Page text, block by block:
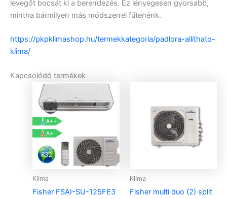
levegőt bocsát ki a berendezés. Ez lényegesen gyorsabb,
mintha bármilyen más módszerrel fűtenénk.
https://pkpklimashop.hu/termekkategoria/padlora-allithato-
klima/
Kapcsolódó termékek
Klíma
Fisher FSAI-SU-125FE3
Klíma
Fisher multi duo (2) split